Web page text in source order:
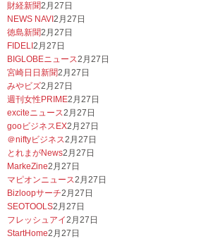
財経新聞2月27日
NEWS NAVI 2月27日
徳島新聞2月27日
FIDELI 2月27日
BIGLOBEニュース2月27日
宮崎日日新聞2月27日
みやビズ2月27日
週刊女性PRIME2月27日
exciteニュース2月27日
gooビジネスEX2月27日
＠niftyビジネス2月27日
とれまがNews2月27日
MarkeZine2月27日
マピオンニュース2月27日
Bizloopサーチ2月27日
SEOTOOLS2月27日
フレッシュアイ2月27日
StartHome2月27日